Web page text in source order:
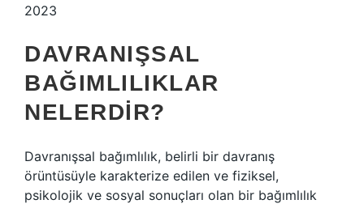
2023
DAVRANIŞSAL
BAĞIMLILIKLAR
NELERDIR?
Davranışsal bağımlılık, belirli bir davranış
örüntüsüyle karakterize edilen ve fiziksel,
psikolojik ve sosyal sonuçları olan bir bağımlılık